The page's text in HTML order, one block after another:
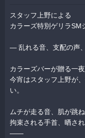
スタッフ上野による
カラーズ特別ゲリラSM
— 乱れる音、支配の声
カラーズバーが贈る一
今宵はスタッフ上野が
い。
ムチが走る音、肌が跳
拘束される手首、晒さ
——